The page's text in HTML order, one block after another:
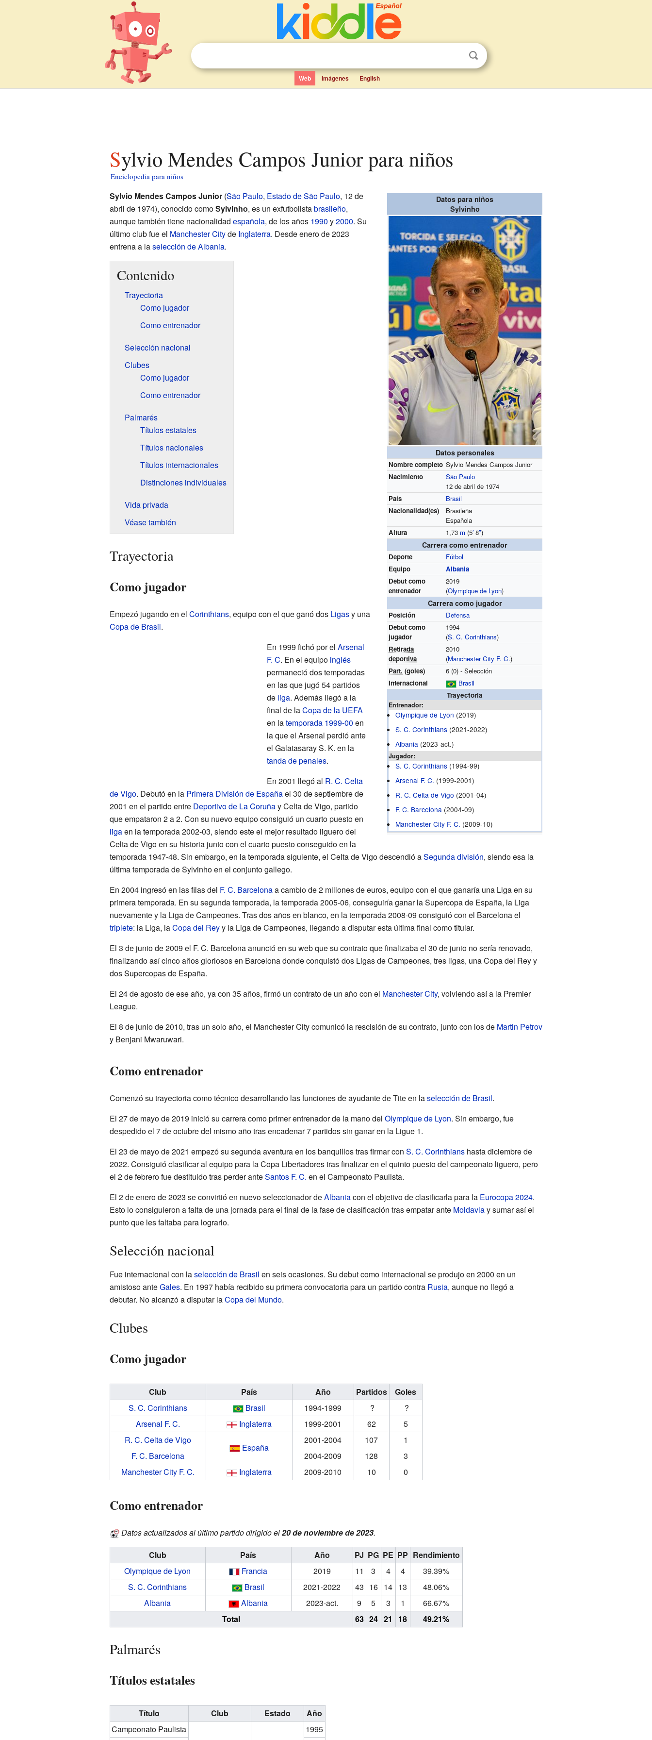
Web Imágenes English
Sylvio Mendes Campos Junior para niños
Enciclopedia para niños
Datos para niños
Sylvinho
Datos personales
Nombre completo Sylvio Mendes Campos Junior
Nacimiento
São Paulo
12 de abril de 1974
País
Brasil
Nacionalidad(es)
Brasileña
Española
Altura
1,73 m (5′ 8″)
Carrera como entrenador
Deporte
Fútbol
Equipo
Albania
Debut como
entrenador
2019
(Olympique de Lyon)
Carrera como jugador
Posición
Defensa
Debut como
jugador
1994
(S. C. Corinthians)
Retirada
deportiva
2010
(Manchester City F. C.)
Part. (goles)
6 (0) - Selección
Internacional
Brasil
Trayectoria
Entrenador:
Olympique de Lyon (2019)
S. C. Corinthians(2021-2022)
Albania(2023-act.)
Jugador:
S. C. Corinthians(1994-99)
Arsenal F. C. (1999-2001)
R. C. Celta de Vigo (2001-04)
F. C. Barcelona(2004-09)
Manchester City F. C. (2009-10)
Sylvio Mendes Campos Junior(São Paulo, Estado de São Paulo, 12 de
abril de 1974), conocido comoSylvinho, es un exfutbolistabrasileño,
aunque también tiene nacionalidad española, de los años 1990 y2000. Su
último club fue el Manchester Cityde Inglaterra. Desde enero de 2023
entrena a laselección de Albania.
Contenido
Trayectoria
Como jugador
Como entrenador
Selección nacional
Clubes
Como jugador
Como entrenador
Palmarés
Títulos estatales
Títulos nacionales
Títulos internacionales
Distinciones individuales
Vida privada
Véase también
Trayectoria
Como jugador
Empezó jugando en el Corinthians, equipo con el que ganó dos Ligasy una
Copa de Brasil.
En 1999 fichó por el Arsenal
F. C. En el equipo inglés
permaneció dos temporadas
en las que jugó 54 partidos
de liga. Además llegó a la
final de laCopa de la UEFA
en latemporada 1999-00 en
la que el Arsenal perdió ante
el Galatasaray S. K. en la
tanda de penales.
En 2001 llegó al R. C. Celta
de Vigo. Debutó en la Primera División de Españael 30 de septiembre de
2001 en el partido entre Deportivo de La Coruñay Celta de Vigo, partido
que empataron 2 a 2. Con su nuevo equipo consiguió un cuarto puesto en
ligaen la temporada 2002-03, siendo este el mejor resultado liguero del
Celta de Vigo en su historia junto con el cuarto puesto conseguido en la
temporada 1947-48. Sin embargo, en la temporada siguiente, el Celta de Vigo descendió aSegunda división, siendo esa la
última temporada de Sylvinho en el conjunto gallego.
En 2004 ingresó en las filas del F. C. Barcelonaa cambio de 2 millones de euros, equipo con el que ganaría una Liga en su
primera temporada. En su segunda temporada, la temporada 2005-06, conseguiría ganar la Supercopa de España, la Liga
nuevamente y la Liga de Campeones. Tras dos años en blanco, en la temporada 2008-09 consiguió con el Barcelona el
triplete: la Liga, laCopa del Reyy la Liga de Campeones, llegando a disputar esta última final como titular.
El 3 de junio de 2009 el F. C. Barcelona anunció en su web que su contrato que finalizaba el 30 de junio no sería renovado,
finalizando así cinco años gloriosos en Barcelona donde conquistó dos Ligas de Campeones, tres ligas, una Copa del Rey y
dos Supercopas de España.
El 24 de agosto de ese año, ya con 35 años, firmó un contrato de un año con el Manchester City, volviendo así a la Premier
League.
El 8 de junio de 2010, tras un solo año, el Manchester City comunicó la rescisión de su contrato, junto con los de Martin Petrov
y Benjani Mwaruwari.
Como entrenador
Comenzó su trayectoria como técnico desarrollando las funciones de ayudante de Tite en laselección de Brasil.
El 27 de mayo de 2019 inició su carrera como primer entrenador de la mano del Olympique de Lyon. Sin embargo, fue
despedido el 7 de octubre del mismo año tras encadenar 7 partidos sin ganar en la Ligue 1.
El 23 de mayo de 2021 empezó su segunda aventura en los banquillos tras firmar con S. C. Corinthianshasta diciembre de
2022. Consiguió clasificar al equipo para la Copa Libertadores tras finalizar en el quinto puesto del campeonato liguero, pero
el 2 de febrero fue destituido tras perder anteSantos F. C. en el Campeonato Paulista.
El 2 de enero de 2023 se convirtió en nuevo seleccionador deAlbaniacon el objetivo de clasificarla para la Eurocopa 2024.
Esto lo consiguieron a falta de una jornada para el final de la fase de clasificación tras empatar ante Moldaviay sumar así el
punto que les faltaba para lograrlo.
Selección nacional
Fue internacional con laselección de Brasil en seis ocasiones. Su debut como internacional se produjo en 2000 en un
amistoso anteGales. En 1997 había recibido su primera convocatoria para un partido contra Rusia, aunque no llegó a
debutar. No alcanzó a disputar laCopa del Mundo.
Clubes
Como jugador
Club País Año Partidos
Goles
S. C. Corinthians
Brasil 1994-1999 ?
?
Arsenal F. C.
Inglaterra 1999-2001 62
5
R. C. Celta de Vigo
España
2001-2004 107
1
F. C. Barcelona
2004-2009 128
3
Manchester City F. C.
Inglaterra 2009-2010 10 0
Como entrenador
Datos actualizados al último partido dirigido el20 de noviembre de 2023.
Club
País Año PJ PG PE PP Rendimiento
Olympique de Lyon
Francia 2019 11 3 4 4
39.39%
S. C. Corinthians
Brasil 2021-2022 43 16 14 13
48.06%
Albania
Albania 2023-act. 9 5 3 1
66.67%
Total
63 24 21 18 49.21%
Palmarés
Títulos estatales
Título Club Estado
Año
Campeonato Paulista
1995